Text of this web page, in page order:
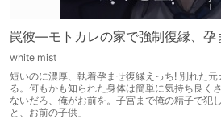
罠彼―モトカレの家で強制復縁、
white mist
短いのに濃厚、執着孕ませ復縁えっち! 別れた
る。何もかも知られた身体は簡単に気持ち良く
ないだろ、俺がお前を。子宮まで俺の精子で犯
と、お前の子供」